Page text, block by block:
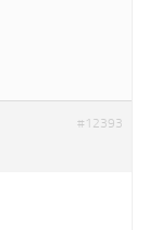
#12393